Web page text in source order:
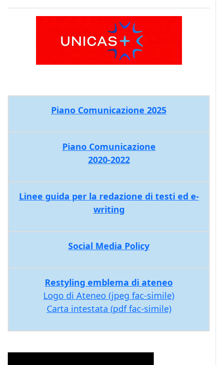
Piano Comunicazione 2025
Piano Comunicazione
2020-2022
Linee guida per la redazione di testi ed e-
writing
Social Media Policy
Restyling emblema di ateneo
Logo di Ateneo (jpeg fac-simile)
Carta intestata (pdf fac-simile)